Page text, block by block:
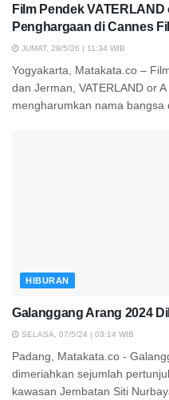
Film Pendek
Penghargaan di Cannes
JUMAT, 29/5/26 | 11:34 WIB
Yogyakarta, Matakata.co –
dan Jerman, VATERLAND or
mengharumkan nama bangsa
HIBURAN
Galanggang Arang 2024
SELASA, 07/5/24 | 03:14 WIB
Padang, Matakata.co -
dimeriahkan sejumlah
kawasan Jembatan Siti